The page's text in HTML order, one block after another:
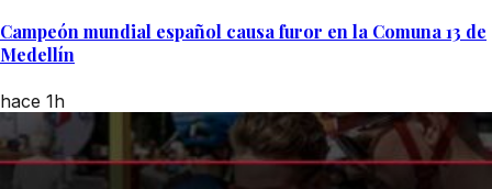
Campeón mundial español causa furor en la Comuna 13 de
Medellín
hace 1h